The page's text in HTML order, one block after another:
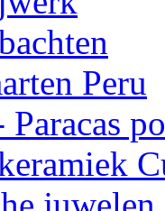
Peru